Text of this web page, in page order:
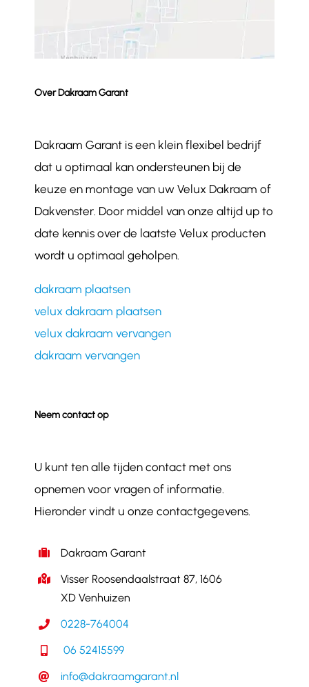
Over Dakraam Garant
Dakraam Garant is een klein flexibel bedrijf
dat u optimaal kan ondersteunen bij de
keuze en montage van uw Velux Dakraam of
Dakvenster. Door middel van onze altijd up to
date kennis over de laatste Velux producten
wordt u optimaal geholpen.
dakraam plaatsen
velux dakraam plaatsen
velux dakraam vervangen
dakraam vervangen
Neem contact op
U kunt ten alle tijden contact met ons
opnemen voor vragen of informatie.
Hieronder vindt u onze contactgegevens.
Dakraam Garant
Visser Roosendaalstraat 87, 1606
XD Venhuizen
0228-764004
06 52415599
info@dakraamgarant.nl